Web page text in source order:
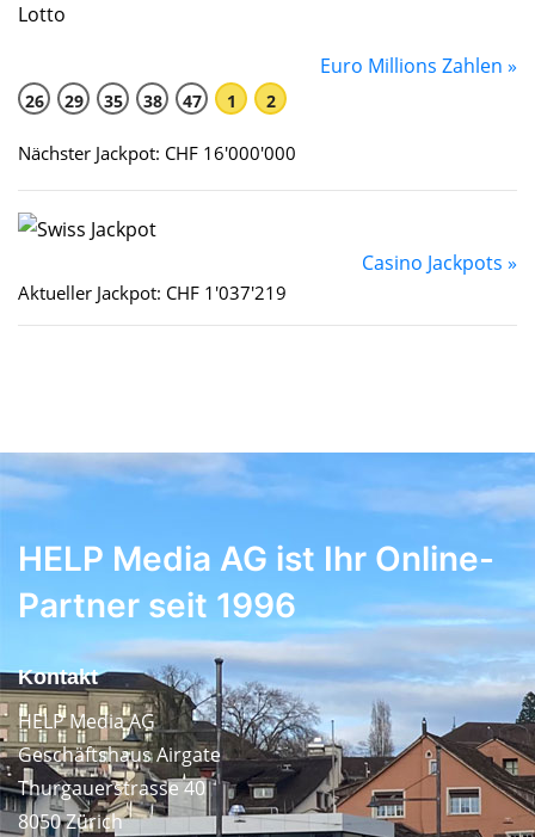
Euro Millions Zahlen »
26 29 35 38 47 1 2
Nächster Jackpot: CHF 16'000'000
Casino Jackpots »
Aktueller Jackpot: CHF 1'037'219
HELP Media AG ist Ihr Online-
Partner seit 1996
Kontakt
HELP Media AG
Geschäftshaus Airgate
Thurgauerstrasse 40
8050 Zürich